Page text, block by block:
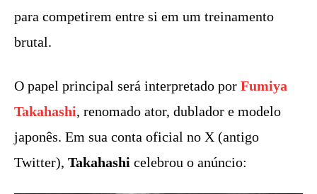
para competirem entre si em um treinamento
brutal.
O papel principal será interpretado por Fumiya
Takahashi, renomado ator, dublador e modelo
japonês. Em sua conta oficial no X (antigo
Twitter), Takahashi celebrou o anúncio: